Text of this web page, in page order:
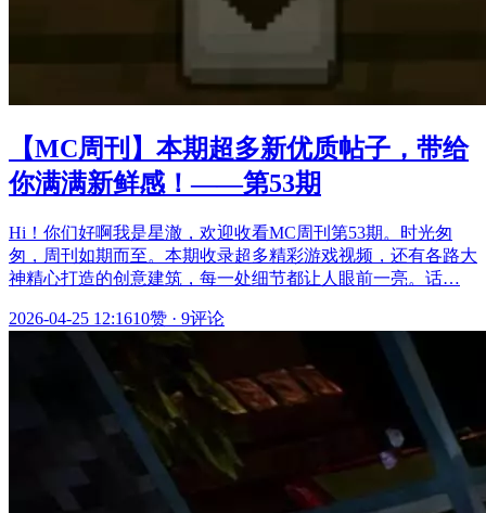
【MC周刊】本期超多新优质帖子，带给
你满满新鲜感！——第53期
Hi！你们好啊我是星澈，欢迎收看MC周刊第53期。时光匆
匆，周刊如期而至。本期收录超多精彩游戏视频，还有各路大
神精心打造的创意建筑，每一处细节都让人眼前一亮。话…
2026-04-25 12:1610赞 · 9评论